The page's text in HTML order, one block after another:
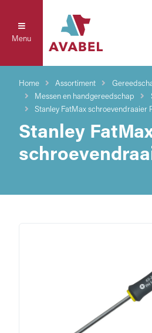
Menu
Home Assortiment
Messen en handgereedschap
Stanley FatMax schroevendraaier
Stanley